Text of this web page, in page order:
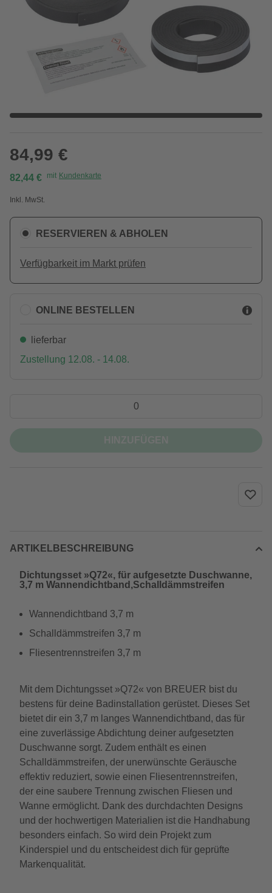
84,99 €
82,44 € mit Kundenkarte
Inkl. MwSt.
RESERVIEREN & ABHOLEN
Verfügbarkeit im Markt prüfen
ONLINE BESTELLEN
lieferbar
Zustellung 12.08. - 14.08.
ARTIKELBESCHREIBUNG
Dichtungsset »Q72«, für aufgesetzte Duschwanne,
3,7 m Wannendichtband,Schalldämmstreifen
Wannendichtband 3,7 m
Schalldämmstreifen 3,7 m
Fliesentrennstreifen 3,7 m
Mit dem Dichtungsset »Q72« von BREUER bist du
bestens für deine Badinstallation gerüstet. Dieses Set
bietet dir ein 3,7 m langes Wannendichtband, das für
eine zuverlässige Abdichtung deiner aufgesetzten
Duschwanne sorgt. Zudem enthält es einen
Schalldämmstreifen, der unerwünschte Geräusche
effektiv reduziert, sowie einen Fliesentrennstreifen,
der eine saubere Trennung zwischen Fliesen und
Wanne ermöglicht. Dank des durchdachten Designs
und der hochwertigen Materialien ist die Handhabung
besonders einfach. So wird dein Projekt zum
Kinderspiel und du entscheidest dich für geprüfte
Markenqualität.